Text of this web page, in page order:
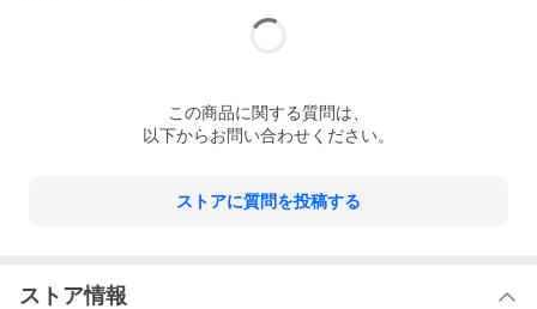
この商品に関する質問は、
以下からお問い合わせください。
ストアに質問を投稿する
ストア情報